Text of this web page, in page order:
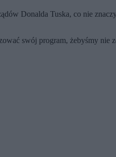
Donalda Tuska, co nie
swój program, żebyśmy nie